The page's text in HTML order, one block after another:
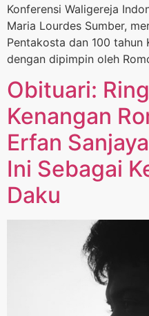
Konferensi Waligereja
Maria Lourdes Sumber,
Pentakosta dan 100 tahun
dengan dipimpin oleh
Obituari:
Kenangan
Erfan
Ini Sebagai
Daku